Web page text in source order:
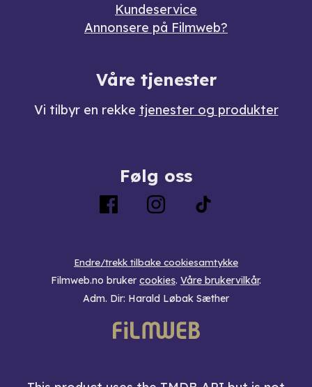
Kundeservice
Annonsere på Filmweb?
Våre tjenester
Vi tilbyr en rekke tjenester og produkter
Følg oss
Endre/trekk tilbake cookiesamtykke
Filmweb.no bruker cookies. Våre brukervilkår.
Adm. Dir: Harald Løbak Sæther